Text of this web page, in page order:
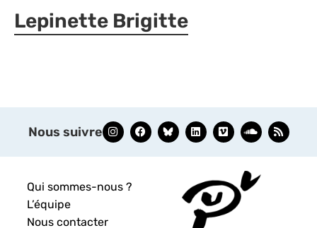
Lepinette Brigitte
Nous suivre
Qui sommes-nous ?
L’équipe
Nous contacter